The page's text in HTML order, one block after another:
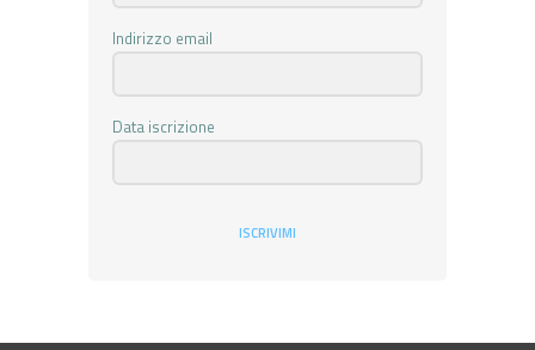
Indirizzo email
Data iscrizione
ISCRIVIMI